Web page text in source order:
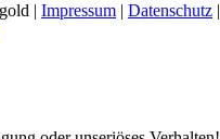
| Impressum | Datenschutz |